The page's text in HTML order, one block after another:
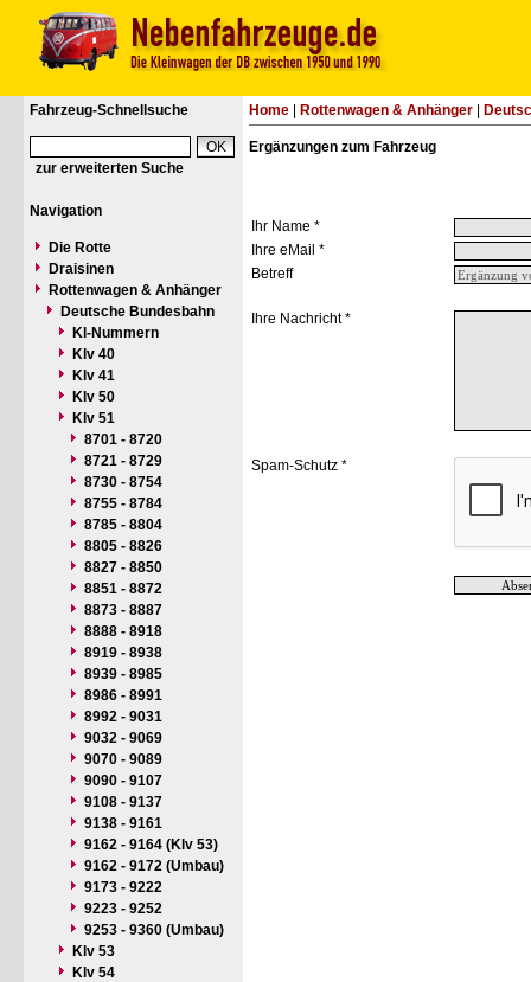
Fahrzeug-Schnellsuche
zur erweiterten Suche
Navigation
Die Rotte
Draisinen
Rottenwagen & Anhänger
Deutsche Bundesbahn
Kl-Nummern
Klv 40
Klv 41
Klv 50
Klv 51
8701 - 8720
8721 - 8729
8730 - 8754
8755 - 8784
8785 - 8804
8805 - 8826
8827 - 8850
8851 - 8872
8873 - 8887
8888 - 8918
8919 - 8938
8939 - 8985
8986 - 8991
8992 - 9031
9032 - 9069
9070 - 9089
9090 - 9107
9108 - 9137
9138 - 9161
9162 - 9164 (Klv 53)
9162 - 9172 (Umbau)
9173 - 9222
9223 - 9252
9253 - 9360 (Umbau)
Klv 53
Klv 54
Home Rottenwagen & Anhänger
Ergänzungen zum Fahrzeug
Ihr Name *
Ihre eMail *
Betreff
Ihre Nachricht *
Spam-Schutz *